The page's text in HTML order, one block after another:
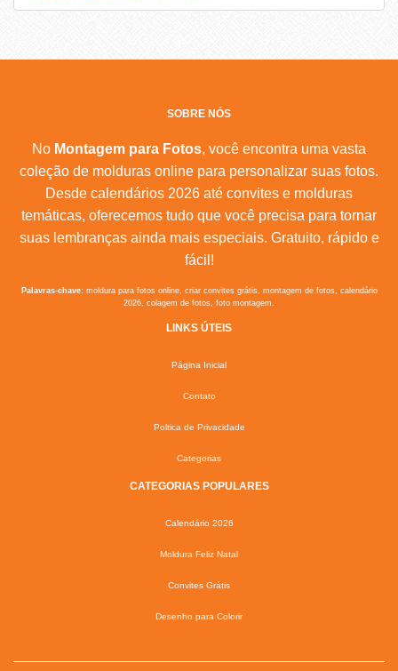
SOBRE NÓS
No Montagem para Fotos, você encontra uma vasta
coleção de molduras online para personalizar suas fotos.
Desde calendários 2026 até convites e molduras
temáticas, oferecemos tudo que você precisa para tornar
suas lembranças ainda mais especiais. Gratuito, rápido e
fácil!
Palavras-chave:moldura para fotos online, criar convites grátis, montagem de fotos, calendário
2026, colagem de fotos, foto montagem.
LINKS ÚTEIS
Página Inicial
Contato
Poltica de Privacidade
Categorias
CATEGORIAS POPULARES
Calendário 2026
Moldura Feliz Natal
Convites Grátis
Desenho para Colorir